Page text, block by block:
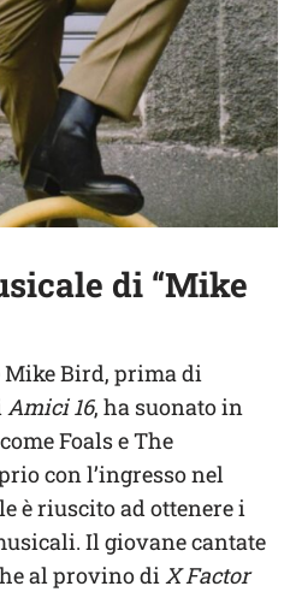
di “Mike
Mike Bird, prima di
Amici 16, ha suonato in
Foals e The
con l’ingresso nel
è riuscito ad ottenere i
Il giovane cantate
al provino di X Factor